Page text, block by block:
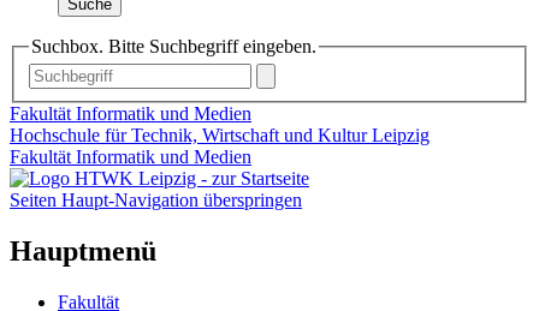
Suche
Suchbox. Bitte Suchbegriff eingeben.
Fakultät Informatik und Medien
Hochschule für Technik, Wirtschaft und Kultur Leipzig
Fakultät Informatik und Medien
Seiten Haupt-Navigation überspringen
Hauptmenü
Fakultät